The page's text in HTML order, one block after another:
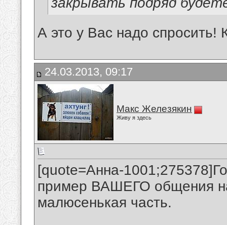
А это у Вас надо спросить!
24.03.2013, 09:17
Макс Железякин
Живу я здесь
[quote=Анна-
пример ВАШЕГО общения
малюсенькая часть.